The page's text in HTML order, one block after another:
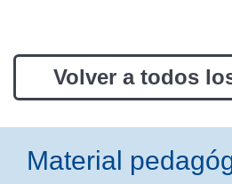
Volver a todos
Material